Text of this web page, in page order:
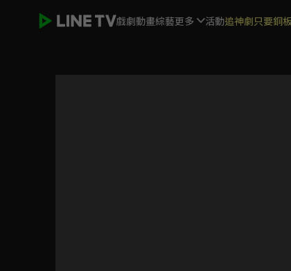
戲劇動畫綜藝更多 活動追神劇只要銅